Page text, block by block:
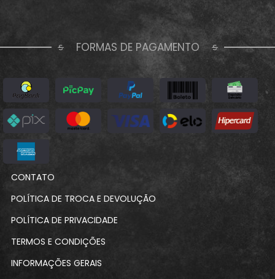
FORMAS DE PAGAMENTO
CONTATO
POLÍTICA DE TROCA E DEVOLUÇÃO
POLÍTICA DE PRIVACIDADE
TERMOS E CONDIÇÕES
INFORMAÇÕES GERAIS